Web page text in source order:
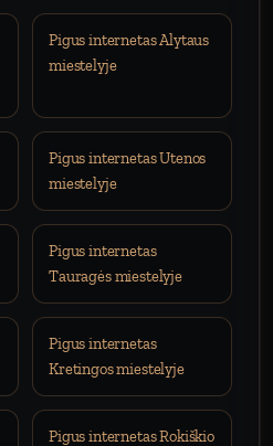
Pigus internetas Alytaus
miestelyje
Pigus internetas Utenos
miestelyje
Pigus internetas
Tauragės miestelyje
Pigus internetas
Kretingos miestelyje
Pigus internetas Rokiškio